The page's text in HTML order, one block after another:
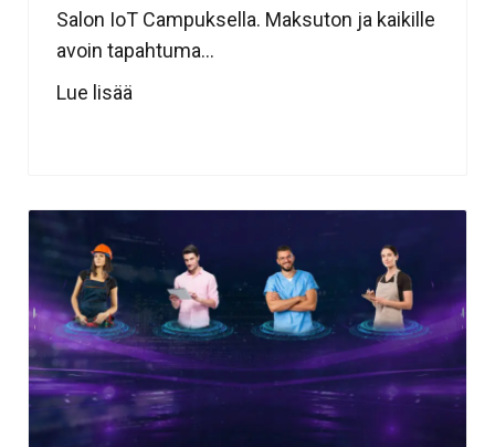
Salon IoT Campuksella. Maksuton ja kaikille
avoin tapahtuma...
Lue lisää